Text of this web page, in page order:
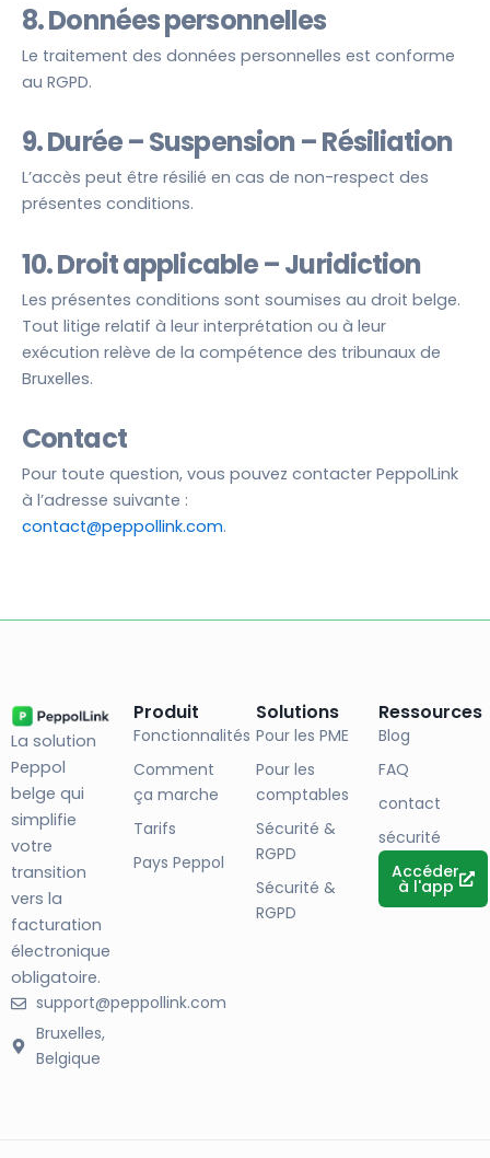
8. Données personnelles
Le traitement des données personnelles est conforme
au RGPD.
9. Durée – Suspension – Résiliation
L’accès peut être résilié en cas de non-respect des
présentes conditions.
10. Droit applicable – Juridiction
Les présentes conditions sont soumises au droit belge.
Tout litige relatif à leur interprétation ou à leur
exécution relève de la compétence des tribunaux de
Bruxelles.
Contact
Pour toute question, vous pouvez contacter PeppolLink
à l’adresse suivante :
contact@peppollink.com.
La solution
Peppol
belge qui
simplifie
votre
transition
vers la
facturation
électronique
obligatoire.
support@peppollink.com
Bruxelles,
Belgique
Produit
Fonctionnalités
Comment
ça marche
Tarifs
Pays Peppol
Solutions
Pour les PME
Pour les
comptables
Sécurité &
RGPD
Sécurité &
RGPD
Ressources
Blog
FAQ
contact
sécurité
Accéder
à l'app